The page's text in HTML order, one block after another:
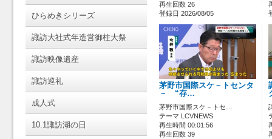
ひらめきシリーズ
諏訪大社式年造営御柱大祭
諏訪映像遺産
諏訪巡礼
成人式
10.1諏訪湖の日
再生回数 26
登録日 2026/08/05
茅野市国際スケ－トセンタ
－ “存…
茅野市国際スケ－トセ…
テーマ LCVNEWS
再生時間 00:01:56
再生回数 39